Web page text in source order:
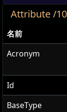
Attribute /10
名前
Acronym
Id
BaseType